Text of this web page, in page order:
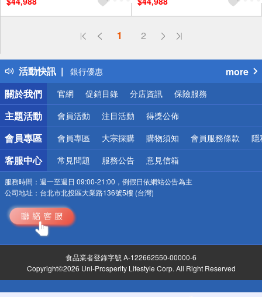
及使用6期以上分期0利率,需付
基本安裝運費)
1 2
活動快訊
詐騙網頁！請小心！
熱門話題
銀行優惠
偏遠地區配送
詐騙網頁！請小心！
more
關於我們
官網 促銷目錄 分店資訊 保險服務
主題活動 會員活動 注目活動 得獎公佈
會員專區 會員專區 大宗採購 購物須知 會員服務條款 隱
客服中心 常見問題 服務公告 意見信箱
服務時間： 週一至週日 09:00-21:00，例假日依網站公告為主
公司地址： 台北市北投區大業路136號5樓 (台灣)
食品業者登錄字號 A-122662550-00000-6
Copyright©2026 Uni-Prosperity Lifestyle Corp. All Right Reserved